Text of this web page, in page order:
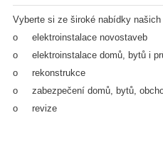
Vyberte si ze široké nabídky
o elektroinstalace novostaveb
o elektroinstalace domů, bytů i
o rekonstrukce
o zabezpečení domů, bytů,
o revize